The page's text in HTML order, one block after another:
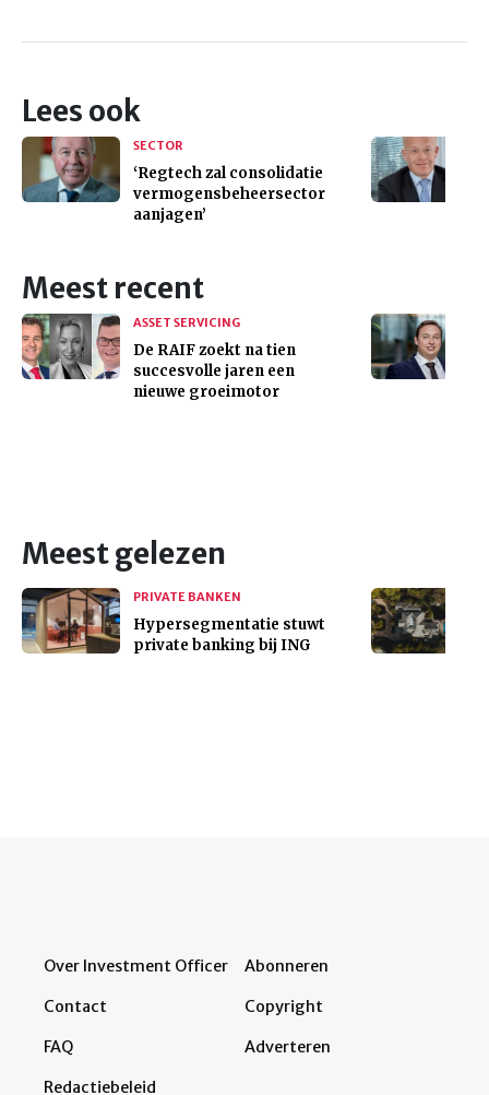
Lees ook
SECTOR
‘Regtech zal consolidatie
vermogensbeheersector
aanjagen’
Meest recent
ASSET SERVICING
De RAIF zoekt na tien
succesvolle jaren een
nieuwe groeimotor
Meest gelezen
PRIVATE BANKEN
Hypersegmentatie stuwt
private banking bij ING
Over Investment Officer
Contact
FAQ
Redactiebeleid
Abonneren
Copyright
Adverteren